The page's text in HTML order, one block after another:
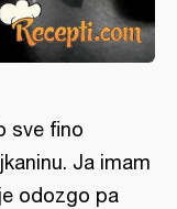
sve fino
Ja imam
odozgo pa